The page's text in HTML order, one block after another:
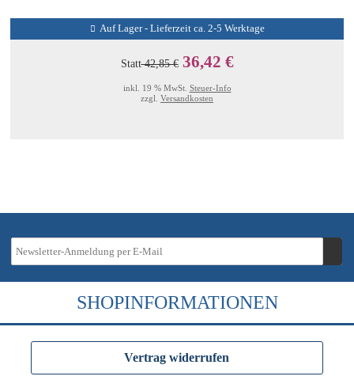
Auf Lager - Lieferzeit ca. 2-5 Werktage
Statt42,85 € 36,42 €
inkl. 19 % MwSt. Steuer-Info
zzgl. Versandkosten
SHOPINFORMATIONEN
Vertrag widerrufen